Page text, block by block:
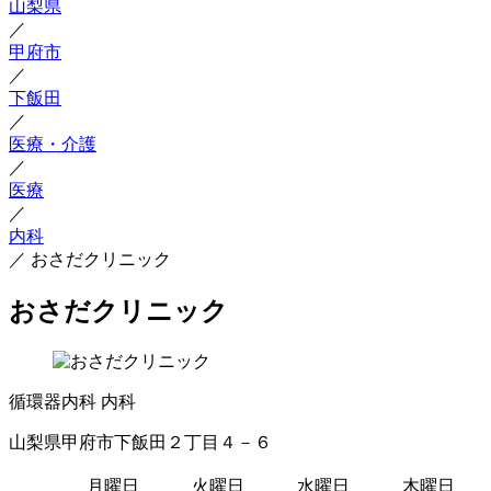
山梨県
／
甲府市
／
下飯田
／
医療・介護
／
医療
／
内科
／ おさだクリニック
おさだクリニック
循環器内科 内科
山梨県甲府市下飯田２丁目４－６
月曜日 火曜日 水曜日 木曜日